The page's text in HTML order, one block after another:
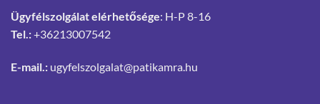
Ügyfélszolgálat elérhetősége: H-P 8-16
Tel.:+36213007542
E-mail.: ugyfelszolgalat@patikamra.hu